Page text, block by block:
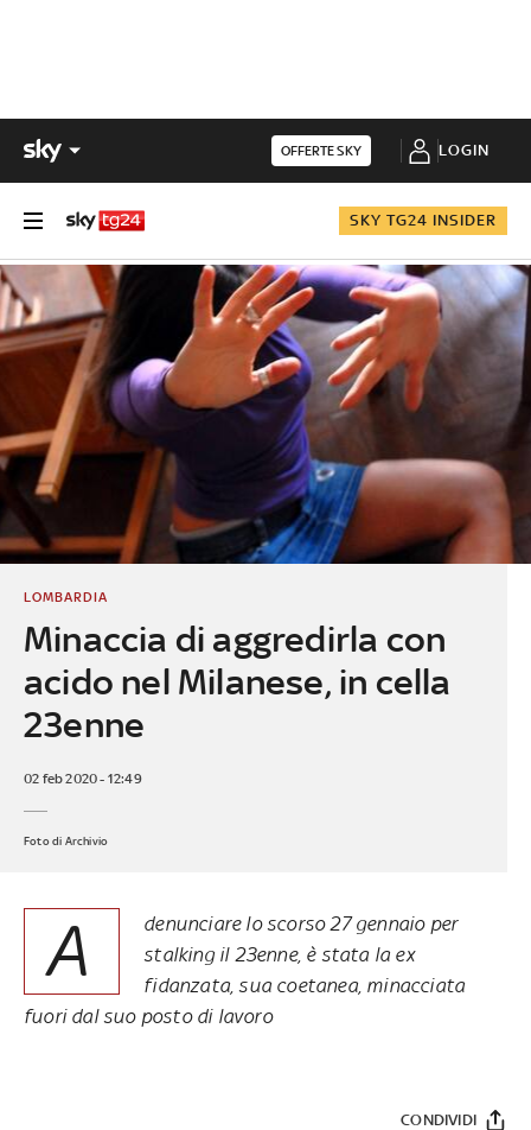
OFFERTE SKY LOGIN
SKY TG24 INSIDER
Minaccia di aggredirla con
acido nel Milanese, in cella
23enne
LOMBARDIA
02 feb 2020 - 12:49
Foto di Archivio
A
denunciare lo scorso 27 gennaio per
stalking il 23enne, è stata la ex
fidanzata, sua coetanea, minacciata
fuori dal suo posto di lavoro
CONDIVIDI